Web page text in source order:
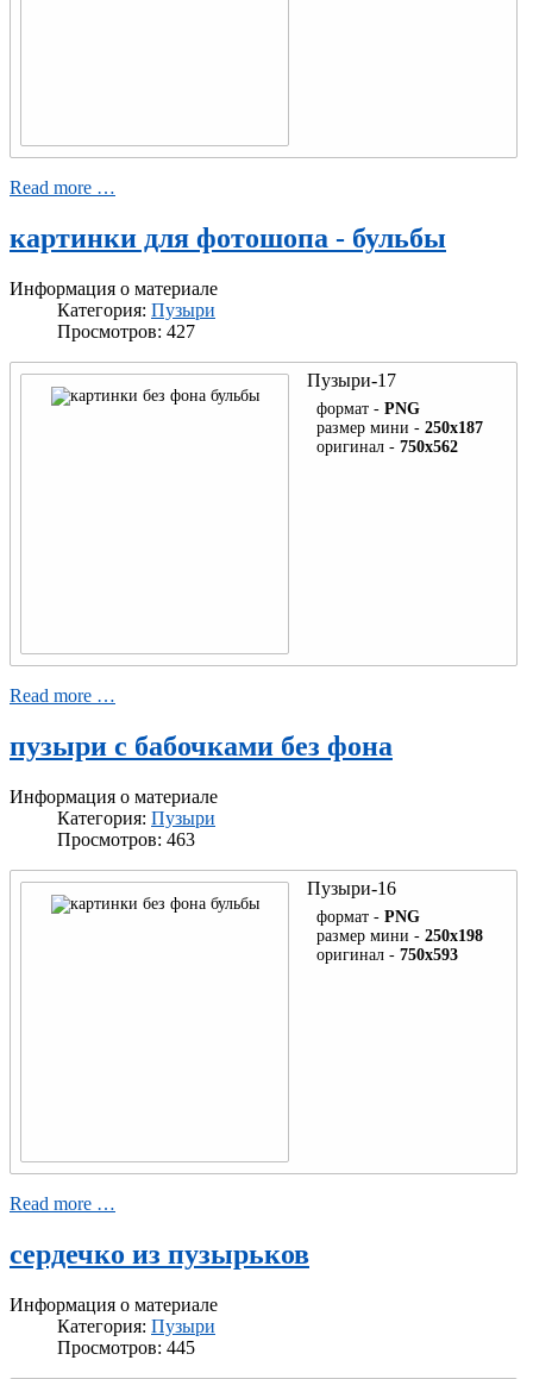
Read more …
картинки для фотошопа - бульбы
Информация о материале
Категория: Пузыри
Просмотров: 427
Пузыри-17
формат - PNG
размер мини - 250x187
оригинал - 750x562
Read more …
пузыри с бабочками без фона
Информация о материале
Категория: Пузыри
Просмотров: 463
Пузыри-16
формат - PNG
размер мини - 250x198
оригинал - 750x593
Read more …
сердечко из пузырьков
Информация о материале
Категория: Пузыри
Просмотров: 445